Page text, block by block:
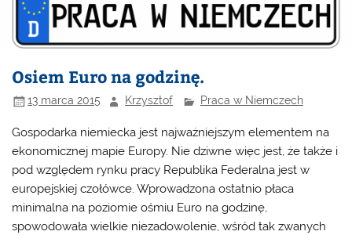
Osiem Euro na godzinę.
13 marca 2015 Krzysztof Praca w Niemczech
Gospodarka niemiecka jest najważniejszym elementem na
ekonomicznej mapie Europy. Nie dziwne więc jest, że także i
pod względem rynku pracy Republika Federalna jest w
europejskiej czołówce. Wprowadzona ostatnio płaca
minimalna na poziomie ośmiu Euro na godzinę,
spowodowała wielkie niezadowolenie, wśród tak zwanych